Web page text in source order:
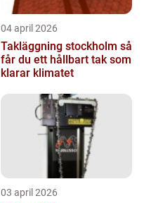
04 april 2026
Takläggning stockholm så
får du ett hållbart tak som
klarar klimatet
03 april 2026